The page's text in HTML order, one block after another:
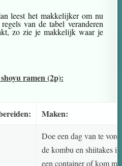
leest het makkelijker om nu
van de tabel veranderen
zo zie je makkelijk waar je
ramen (2p):
Maken:
Doe een dag van te
de kombu en shiitakes in
een container of kom